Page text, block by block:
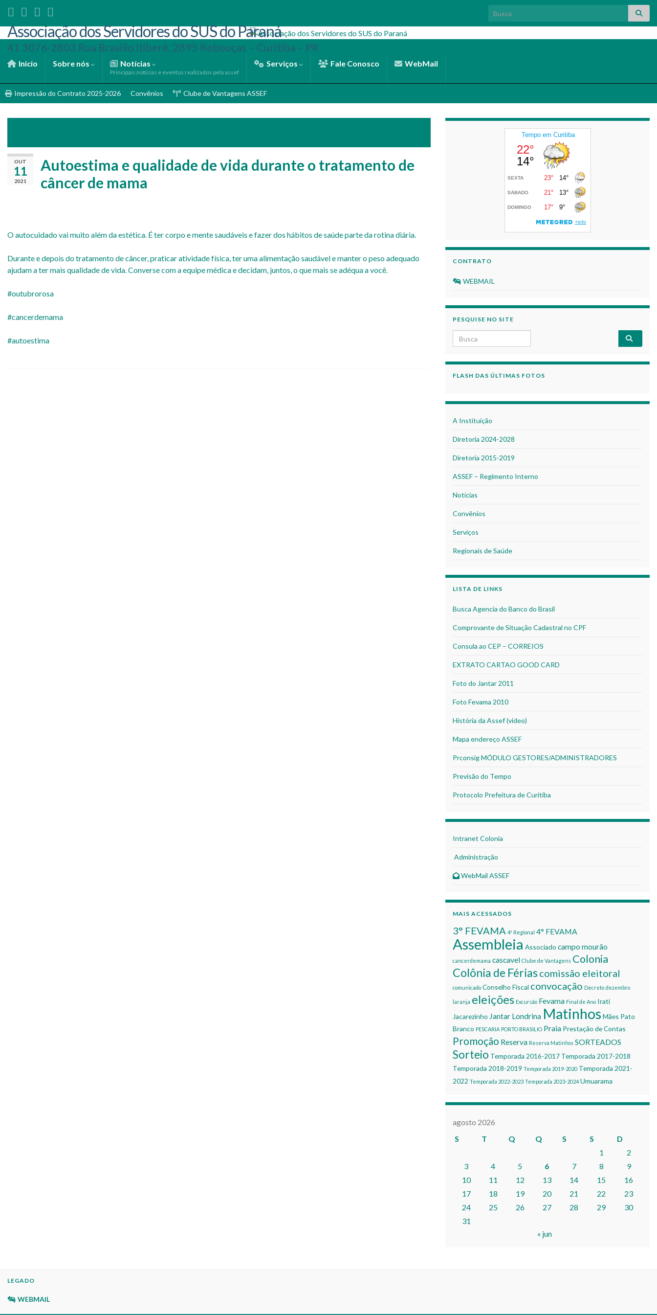
Search for:
Associação dos Servidores do SUS do Paraná
41 3076-2803 Rua Brasilio Itiberê, 2895 Rebouças – Curitiba – PR
Inicio Sobre nós Notícias
Principais notícias e eventos realizados pela assef
Serviços Fale Conosco WebMail
Impressão do Contrato 2025-2026 Convênios Clube de Vantagens ASSEF
OUT
11
2021
Autoestima e qualidade de vida durante o tratamento de
câncer de mama
O autocuidado vai muito além da estética. É ter corpo e mente saudáveis e fazer dos hábitos de saúde parte da rotina diária.
Durante e depois do tratamento de câncer, praticar atividade física, ter uma alimentação saudável e manter o peso adequado
ajudam a ter mais qualidade de vida. Converse com a equipe médica e decidam, juntos, o que mais se adéqua a você.
#outubrorosa
#cancerdemama
#autoestima
CONTRATO
WEBMAIL
PESQUISE NO SITE
Search for:
FLASH DAS ÚLTIMAS FOTOS
A Instituição
Diretoria 2024-2028
Diretoria 2015-2019
ASSEF – Regimento Interno
Notícias
Convênios
Serviços
Regionais de Saúde
LISTA DE LINKS
Busca Agencia do Banco do Brasil
Comprovante de Situação Cadastral no CPF
Consula ao CEP – CORREIOS
EXTRATO CARTAO GOOD CARD
Foto do Jantar 2011
Foto Fevama 2010
História da Assef (video)
Mapa endereço ASSEF
Prconsig MÓDULO GESTORES/ADMINISTRADORES
Previsão do Tempo
Protocolo Prefeitura de Curitiba
Intranet Colonia
Administração
WebMail ASSEF
MAIS ACESSADOS
3° FEVAMA 4ª Regional 4° FEVAMA
Assembleia Associado campo mourão
cancerdemama cascavel Clube de Vantagens Colonia
Colônia de Fériascomissão eleitoral
comunicado Conselho Fiscal convocação Decreto dezembro
laranja eleições Excursão Fevama Final de Ano Irati
Jacarezinho Jantar Londrina Matinhos Mães Pato
Branco PESCARIA PORTO BRASILIO Praia Prestação de Contas
Promoção Reserva Reserva Matinhos SORTEADOS
Sorteio Temporada 2016-2017 Temporada 2017-2018
Temporada 2018-2019 Temporada 2019-2020 Temporada 2021-
2022 Temporada 2022-2023 Temporada 2023-2024 Umuarama
agosto 2026
S
T Q Q S S
D
1
2
3
4 5 6 7 8
9
10
11 12 13 14 15
16
17
18 19 20 21 22
23
24
25 26 27 28 29
30
31
« jun
LEGADO
WEBMAIL